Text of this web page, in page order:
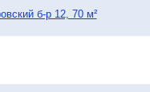
б-р 12, 70 м²